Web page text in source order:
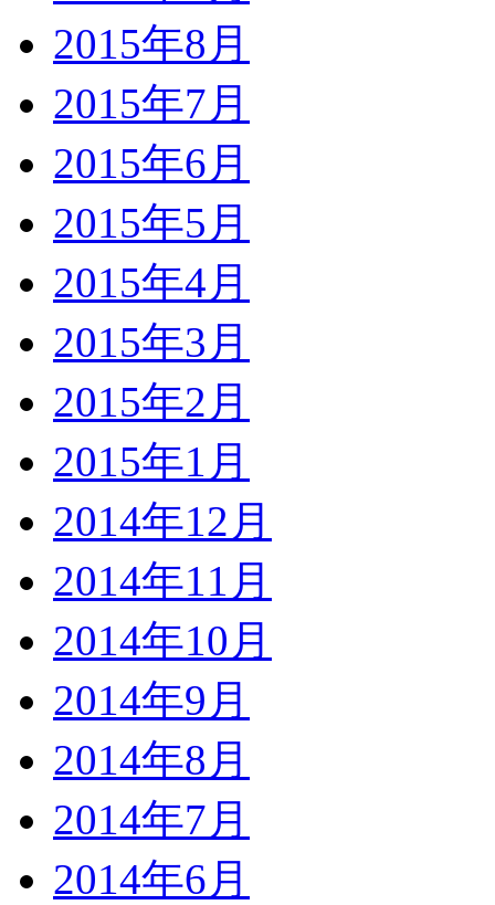
2015年8月
2015年7月
2015年6月
2015年5月
2015年4月
2015年3月
2015年2月
2015年1月
2014年12月
2014年11月
2014年10月
2014年9月
2014年8月
2014年7月
2014年6月